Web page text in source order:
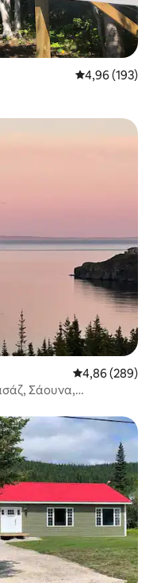
Μέση
4,96 (193)
Μέση
4,86 (289)
Σάουνα,